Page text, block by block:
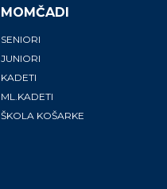
MOMČADI
SENIORI
JUNIORI
KADETI
ML.KADETI
ŠKOLA KOŠARKE